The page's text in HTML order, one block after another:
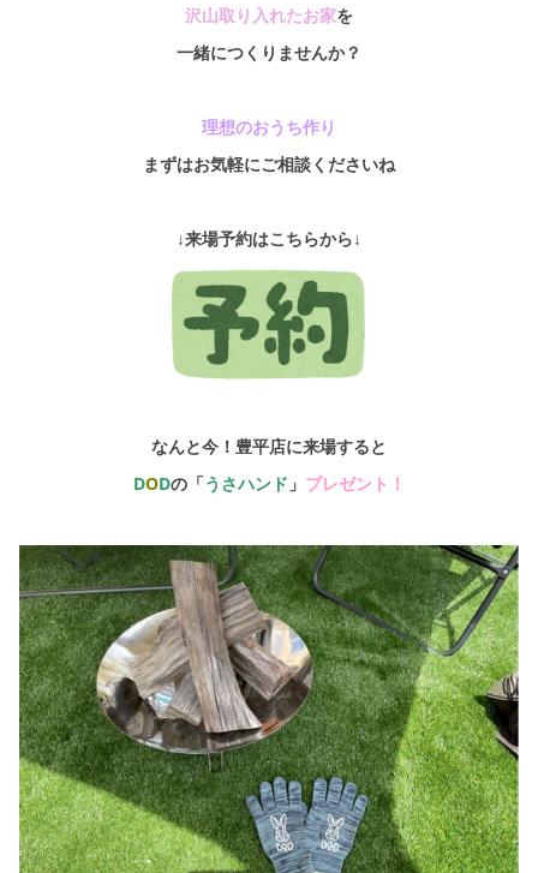
沢山取り入れたお家を
一緒につくりませんか？
理想のおうち作り
まずはお気軽にご相談くださいね
↓来場予約はこちらから↓
なんと今！豊平店に来場すると
DODの「うさハンド 」 プレゼント！